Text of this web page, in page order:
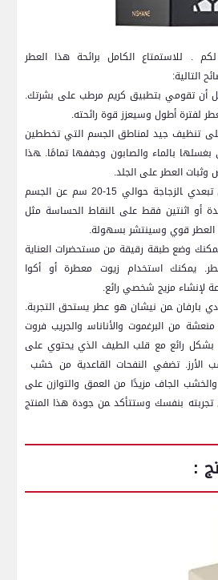
. ⁤للاستمتاع الكامل برائحة هذا العطر
التالية:
أن⁤ تقومي بتطبيق كريم مرطب على بشرتك.
لفترة أطول وسيعزز⁤ قوة رائحته.
تنظيف جيد لمناطق الجسم ⁣التي تخططين
بالماء والصابون وجففها تمامًا. ‍هذا
العطر⁤ على الجلد.
3. عند رش العطر،⁤ يفضل أن تبعدي ‍الزجاجة حوالي 15-20 سم ‌عن ⁢الجسم
أو اثنتين فقط على ‍النقاط الحساسة مثل
العطر قوي وسينتشر بسهولة.
يمكنك‌ وضع طبقة رقيقة من مستحضرات العناية
​يمكنك استخدام زيوت‌ معطرة أو ⁤أكوا
لإنشاء مزيج شخصي رائع.
​بارفان ‍من نيشان هو عطر يستحق التجربة.
من البرغموت والأناناس‍ والجريب فروت
بشكل رائع مع قلب الطيف الذي يحتوي على
الأرز. تضفي النفحات القاعدية من خشب
الجاف مزيدًا من العمق والتوازن على
تجربته بنفسك وستتأكد ‍من ⁢جودة هذا المنتج
: